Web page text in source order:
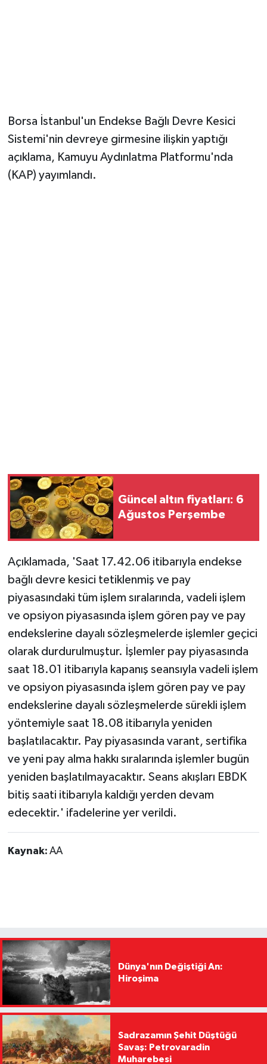
Borsa İstanbul'un Endekse Bağlı Devre Kesici
Sistemi'nin devreye girmesine ilişkin yaptığı
açıklama, Kamuyu Aydınlatma Platformu'nda
(KAP) yayımlandı.
Güncel altın fiyatları: 6
Ağustos Perşembe
Açıklamada, 'Saat 17.42.06 itibarıyla endekse
bağlı devre kesici tetiklenmiş ve pay
piyasasındaki tüm işlem sıralarında, vadeli işlem
ve opsiyon piyasasında işlem gören pay ve pay
endekslerine dayalı sözleşmelerde işlemler geçici
olarak durdurulmuştur. İşlemler pay piyasasında
saat 18.01 itibarıyla kapanış seansıyla vadeli işlem
ve opsiyon piyasasında işlem gören pay ve pay
endekslerine dayalı sözleşmelerde sürekli işlem
yöntemiyle saat 18.08 itibarıyla yeniden
başlatılacaktır. Pay piyasasında varant, sertifika
ve yeni pay alma hakkı sıralarında işlemler bugün
yeniden başlatılmayacaktır. Seans akışları EBDK
bitiş saati itibarıyla kaldığı yerden devam
edecektir.' ifadelerine yer verildi.
Kaynak: AA
Dünya'nın Değiştiği An:
Hiroşima
Sadrazamın Şehit Düştüğü
Savaş: Petrovaradin
Muharebesi